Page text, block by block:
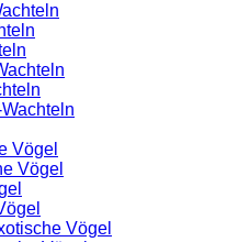
Vögel
Vögel
Vögel